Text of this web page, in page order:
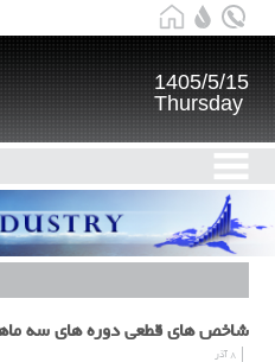
1405/5/15
Thursday
شاخص های قطعی دوره های سه ماهه
۸ آذر